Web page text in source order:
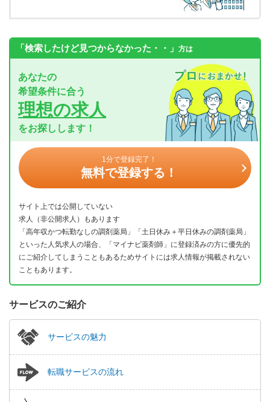
「検索したけど見つからなかった・・」 方は
あなたの
希望条件に合う
理想の求人
をお探しします！
1分で登録完了！
無料で登録する！
サイト上では公開していない
求人（非公開求人）もあります
「高年収かつ転勤なしの調剤薬局」「土日休み＋平日休みの調剤薬局」
といった人気求人の場合、「マイナビ薬剤師」に登録済みの方に優先的
にご紹介してしまうこともあるためサイトには求人情報が掲載されない
こともあります。
サービスのご紹介
サービスの魅力
転職サービスの流れ